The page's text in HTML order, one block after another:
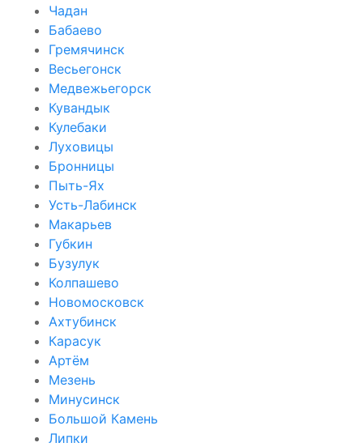
Чадан
Бабаево
Гремячинск
Весьегонск
Медвежьегорск
Кувандык
Кулебаки
Луховицы
Бронницы
Пыть-Ях
Усть-Лабинск
Макарьев
Губкин
Бузулук
Колпашево
Новомосковск
Ахтубинск
Карасук
Артём
Мезень
Минусинск
Большой Камень
Липки